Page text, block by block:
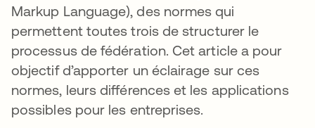
Markup Language), des normes qui
permettent toutes trois de structurer le
processus de fédération. Cet article a pour
objectif d’apporter un éclairage sur ces
normes, leurs différences et les applications
possibles pour les entreprises.